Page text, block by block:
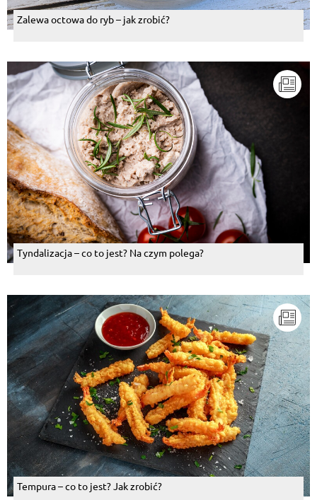
Zalewa octowa do ryb – jak zrobić?
Tyndalizacja – co to jest? Na czym polega?
Tempura – co to jest? Jak zrobić?